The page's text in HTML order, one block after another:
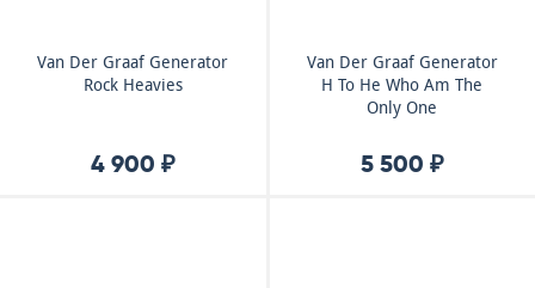
Van Der Graaf Generator
Rock Heavies
4 900 ₽
Van Der Graaf Generator
H To He Who Am The
Only One
5 500 ₽